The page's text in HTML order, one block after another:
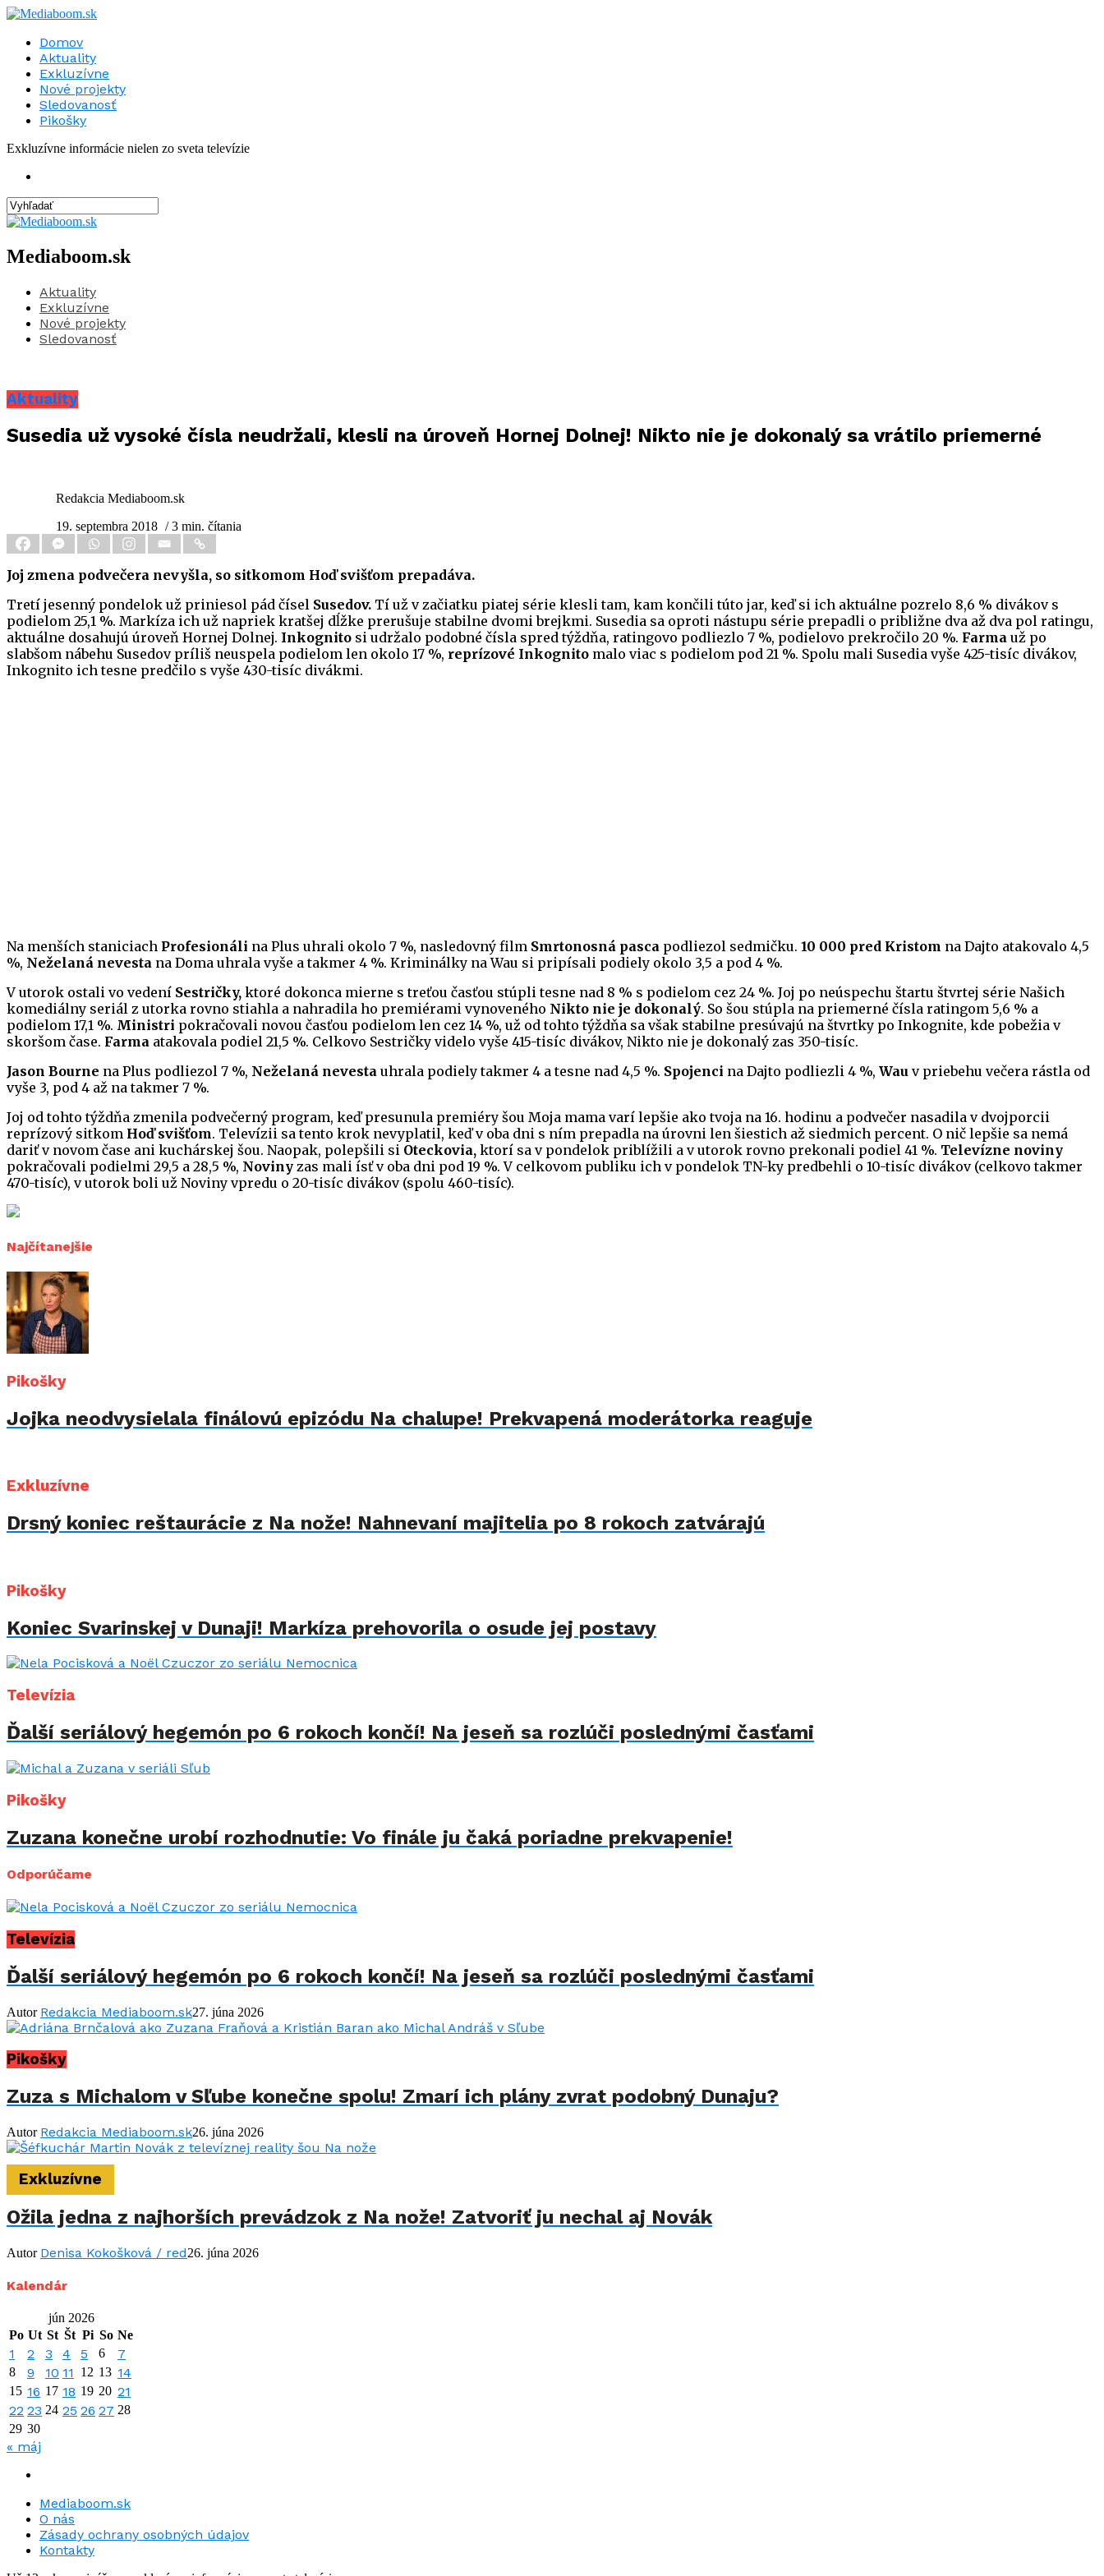
Domov
Aktuality
Exkluzívne
Nové projekty
Sledovanosť
Pikošky
Exkluzívne informácie nielen zo sveta televízie
Mediaboom.sk
Aktuality
Exkluzívne
Nové projekty
Sledovanosť
Aktuality
Susedia už vysoké čísla neudržali, klesli na úroveň Hornej Dolnej! Nikto nie je dokonalý sa vrátilo priemerné
Redakcia Mediaboom.sk
19. septembra 2018 / 3 min. čítania
Joj zmena podvečera nevyšla, so sitkomom Hoď svišťom prepadáva.
Tretí jesenný pondelok už priniesol pád čísel Susedov. Tí už v začiatku piatej série klesli tam, kam končili túto jar, keď si ich aktuálne pozrelo 8,6 % divákov s
podielom 25,1 %. Markíza ich už napriek kratšej dĺžke prerušuje stabilne dvomi brejkmi. Susedia sa oproti nástupu série prepadli o približne dva až dva pol ratingu,
aktuálne dosahujú úroveň Hornej Dolnej. Inkognito si udržalo podobné čísla spred týždňa, ratingovo podliezlo 7 %, podielovo prekročilo 20 %. Farma už po
slabšom nábehu Susedov príliš neuspela podielom len okolo 17 %, reprízové Inkognito malo viac s podielom pod 21 %. Spolu mali Susedia vyše 425-tisíc divákov,
Inkognito ich tesne predčilo s vyše 430-tisíc divákmi.
Na menších staniciach Profesionáli na Plus uhrali okolo 7 %, nasledovný film Smrtonosná pasca podliezol sedmičku. 10 000 pred Kristom na Dajto atakovalo 4,5
%, Neželaná nevesta na Doma uhrala vyše a takmer 4 %. Kriminálky na Wau si pripísali podiely okolo 3,5 a pod 4 %.
V utorok ostali vo vedení Sestričky, ktoré dokonca mierne s treťou časťou stúpli tesne nad 8 % s podielom cez 24 %. Joj po neúspechu štartu štvrtej série Našich
komediálny seriál z utorka rovno stiahla a nahradila ho premiérami vynoveného Nikto nie je dokonalý. So šou stúpla na priemerné čísla ratingom 5,6 % a
podielom 17,1 %. Ministri pokračovali novou časťou podielom len cez 14 %, už od tohto týždňa sa však stabilne presúvajú na štvrtky po Inkognite, kde pobežia v
skoršom čase. Farma atakovala podiel 21,5 %. Celkovo Sestričky videlo vyše 415-tisíc divákov, Nikto nie je dokonalý zas 350-tisíc.
Jason Bourne na Plus podliezol 7 %, Neželaná nevesta uhrala podiely takmer 4 a tesne nad 4,5 %. Spojenci na Dajto podliezli 4 %, Wau v priebehu večera rástla od
vyše 3, pod 4 až na takmer 7 %.
Joj od tohto týždňa zmenila podvečerný program, keď presunula premiéry šou Moja mama varí lepšie ako tvoja na 16. hodinu a podvečer nasadila v dvojporcii
reprízový sitkom Hoď svišťom. Televízii sa tento krok nevyplatil, keď v oba dni s ním prepadla na úrovni len šiestich až siedmich percent. O nič lepšie sa nemá
dariť v novom čase ani kuchárskej šou. Naopak, polepšili si Oteckovia, ktorí sa v pondelok priblížili a v utorok rovno prekonali podiel 41 %. Televízne noviny
pokračovali podielmi 29,5 a 28,5 %, Noviny zas mali ísť v oba dni pod 19 %. V celkovom publiku ich v pondelok TN-ky predbehli o 10-tisíc divákov (celkovo takmer
470-tisíc), v utorok boli už Noviny vpredu o 20-tisíc divákov (spolu 460-tisíc).
Najčítanejšie
Pikošky
Jojka neodvysielala finálovú epizódu Na chalupe! Prekvapená moderátorka reaguje
Exkluzívne
Drsný koniec reštaurácie z Na nože! Nahnevaní majitelia po 8 rokoch zatvárajú
Pikošky
Koniec Svarinskej v Dunaji! Markíza prehovorila o osude jej postavy
Televízia
Ďalší seriálový hegemón po 6 rokoch končí! Na jeseň sa rozlúči poslednými časťami
Pikošky
Zuzana konečne urobí rozhodnutie: Vo finále ju čaká poriadne prekvapenie!
Odporúčame
Televízia
Ďalší seriálový hegemón po 6 rokoch končí! Na jeseň sa rozlúči poslednými časťami
Autor Redakcia Mediaboom.sk27. júna 2026
Pikošky
Zuza s Michalom v Sľube konečne spolu! Zmarí ich plány zvrat podobný Dunaju?
Autor Redakcia Mediaboom.sk26. júna 2026
Exkluzívne
Ožila jedna z najhorších prevádzok z Na nože! Zatvoriť ju nechal aj Novák
Autor Denisa Kokošková / red26. júna 2026
Kalendár
jún 2026
Po Ut St Št Pi So Ne
1 2 3 4 5 6 7
8 9 10 11 12 13 14
15 16 17 18 19 20 21
22 23 24 25 26 27 28
29 30
« máj
Mediaboom.sk
O nás
Zásady ochrany osobných údajov
Kontakty